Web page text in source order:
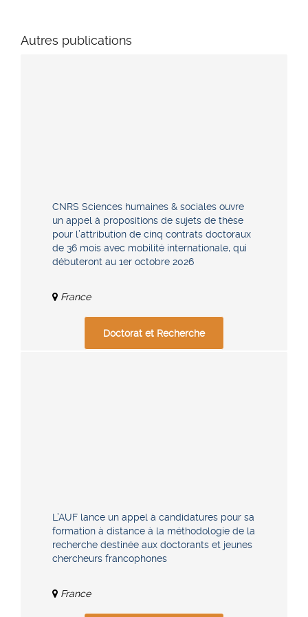
Autres publications
CNRS Sciences humaines & sociales ouvre
un appel à propositions de sujets de thèse
pour l’attribution de cinq contrats doctoraux
de 36 mois avec mobilité internationale, qui
débuteront au 1er octobre 2026
France
Doctorat et Recherche
L’AUF lance un appel à candidatures pour sa
formation à distance à la méthodologie de la
recherche destinée aux doctorants et jeunes
chercheurs francophones
France